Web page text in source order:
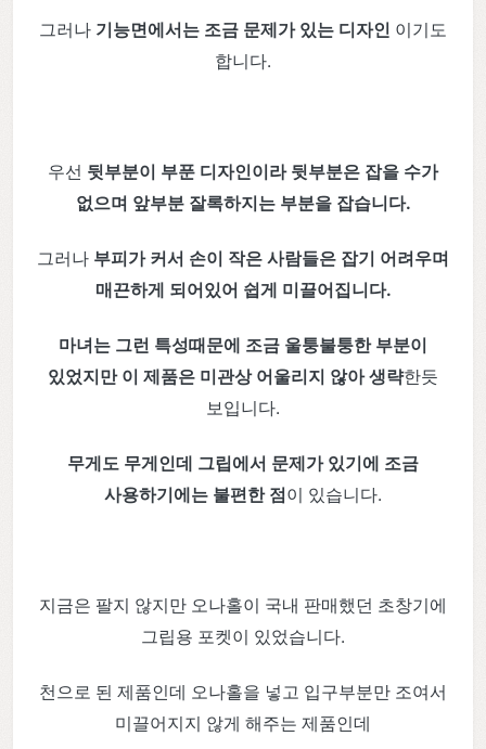
그러나 기능면에서는 조금 문제가 있는 디자인 이기도
합니다.
우선 뒷부분이 부푼 디자인이라 뒷부분은 잡을 수가
없으며 앞부분 잘록하지는 부분을 잡습니다.
그러나 부피가 커서 손이 작은 사람들은 잡기 어려우며
매끈하게 되어있어 쉽게 미끌어집니다.
마녀는 그런 특성때문에 조금 울퉁불퉁한 부분이
있었지만 이 제품은 미관상 어울리지 않아 생략한듯
보입니다.
무게도 무게인데 그립에서 문제가 있기에 조금
사용하기에는 불편한 점이 있습니다.
지금은 팔지 않지만 오나홀이 국내 판매했던 초창기에
그립용 포켓이 있었습니다.
천으로 된 제품인데 오나홀을 넣고 입구부분만 조여서
미끌어지지 않게 해주는 제품인데